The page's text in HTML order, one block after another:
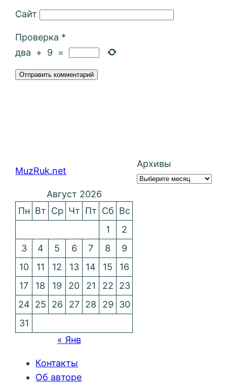
Сайт
Проверка *
два + 9 =
MuzRuk.net
Архивы
Август 2026
Пн Вт Ср Чт Пт Сб Вс
1
2
3
4 5 6 7 8
9
10
11 12 13 14 15
16
17
18 19 20 21 22
23
24 25 26 27 28 29
30
31
« Янв
Контакты
Об авторе